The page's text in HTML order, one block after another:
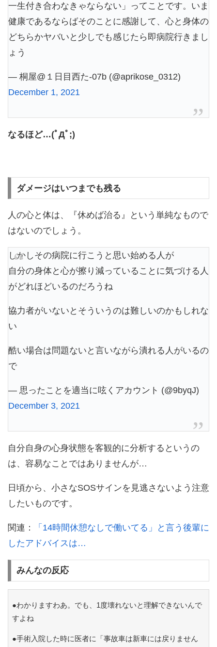
一生付き合わなきゃならない」ってことです。いま
健康であるならばそのことに感謝して、心と身体の
どちらかヤバいと少しでも感じたら即病院行きまし
ょう
— 桐屋@１日目西た-07b (@aprikose_0312)
December 1, 2021
なるほど…(ﾟДﾟ;)
ダメージはいつまでも残る
人の心と体は、『休めば治る』という単純なもので
はないのでしょう。
しかしその病院に行こうと思い始める人が
自分の身体と心が擦り減っていることに気づける人
がどれほどいるのだろうね
協力者がいないとそういうのは難しいのかもしれな
い
酷い場合は問題ないと言いながら潰れる人がいるの
で
— 思ったことを適当に呟くアカウント (@9byqJ)
December 3, 2021
自分自身の心身状態を客観的に分析するというの
は、容易なことではありませんが…
日頃から、小さなSOSサインを見逃さないよう注意
したいものです。
関連：
「14時間休憩なしで働いてる」と言う後輩に
したアドバイスは…
みんなの反応
●わかりますわあ。でも、1度壊れないと理解できないんで
すよね
●手術入院した時に医者に「事故車は新車には戻りません